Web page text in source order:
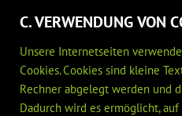
C. VERWENDUNG VON
Unsere Internetseiten
Cookies. Cookies sind kleine
Rechner abgelegt werden und
Dadurch wird es ermöglicht, auf